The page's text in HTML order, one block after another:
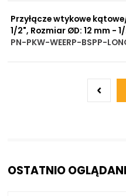
Przyłącze wtykowe kątowe/
1/2", Rozmiar ØD: 12 mm -
PN-PKW-WEERP-BSPP-
OSTATNIO